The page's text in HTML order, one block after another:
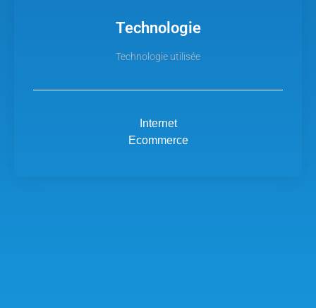
Technologie
Technologie utilisée
Internet
Ecommerce